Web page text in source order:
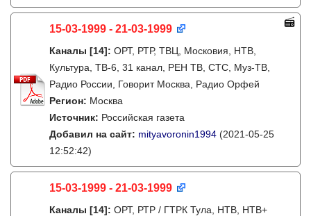
15-03-1999 - 21-03-1999
Каналы [14]: ОРТ, РТР, ТВЦ, Московия, НТВ,
Культура, ТВ-6, 31 канал, РЕН ТВ, СТС, Муз-ТВ,
Радио России, Говорит Москва, Радио Орфей
Регион: Москва
Источник: Российская газета
Добавил на сайт: mityavoronin1994 (2021-05-25
12:52:42)
15-03-1999 - 21-03-1999
Каналы [14]: ОРТ, РТР / ГТРК Тула, НТВ, НТВ+